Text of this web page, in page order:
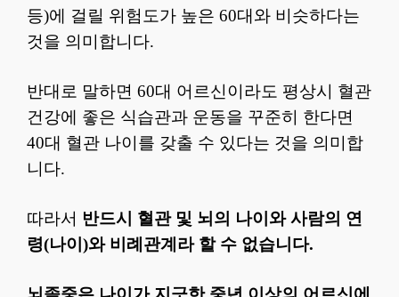
등)에 걸릴 위험도가 높은 60대와 비슷하다는
것을 의미합니다.
반대로 말하면 60대 어르신이라도 평상시 혈관
건강에 좋은 식습관과 운동을 꾸준히 한다면
40대 혈관 나이를 갖출 수 있다는 것을 의미합
니다.
따라서 반드시 혈관 및 뇌의 나이와 사람의 연
령(나이)와 비례관계라 할 수 없습니다.